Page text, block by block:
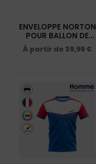
ENVELOPPE NORTON
POUR BALLON DE
HORSE-BALL - 904131
À partir de 39,99 €